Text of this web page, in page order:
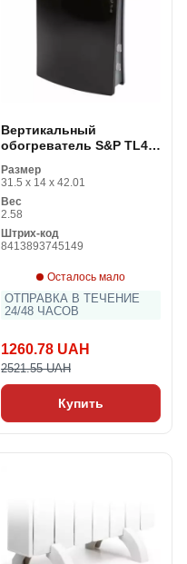
Вертикальный
обогреватель S&P TL40
Размер
31.5 x 14 x 42.01
Вес
2.58
Штрих-код
8413893745149
Осталось мало
ОТПРАВКА В ТЕЧЕНИЕ
24/48 ЧАСОВ
1260.78 UAH
2521.55 UAH
Купить